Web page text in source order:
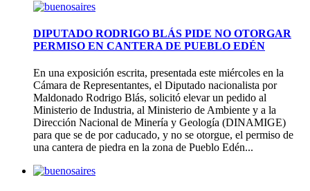
DIPUTADO RODRIGO BLÁS PIDE NO OTORGAR
PERMISO EN CANTERA DE PUEBLO EDÉN
En una exposición escrita, presentada este miércoles en la
Cámara de Representantes, el Diputado nacionalista por
Maldonado Rodrigo Blás, solicitó elevar un pedido al
Ministerio de Industria, al Ministerio de Ambiente y a la
Dirección Nacional de Minería y Geología (DINAMIGE)
para que se de por caducado, y no se otorgue, el permiso de
una cantera de piedra en la zona de Pueblo Edén...